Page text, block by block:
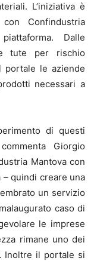
L’iniziativa è
Confindustria
Dalle
tute per rischio
portale le aziende
necessari a
di questi
Giorgio
Mantova con
– quindi creare una
un servizio
caso di
le imprese
rimane uno dei
Inoltre il portale si